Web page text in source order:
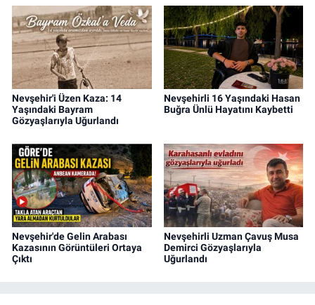
Nevşehir'i Üzen Kaza: 14
Yaşındaki Bayram
Gözyaşlarıyla Uğurlandı
Nevşehirli 16 Yaşındaki Hasan
Buğra Ünlü Hayatını Kaybetti
Nevşehir'de Gelin Arabası
Kazasının Görüntüleri Ortaya
Çıktı
Nevşehirli Uzman Çavuş Musa
Demirci Gözyaşlarıyla
Uğurlandı